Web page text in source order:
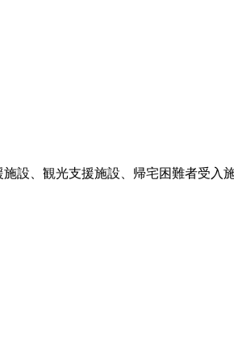
設、観光支援施設、帰宅困難者受